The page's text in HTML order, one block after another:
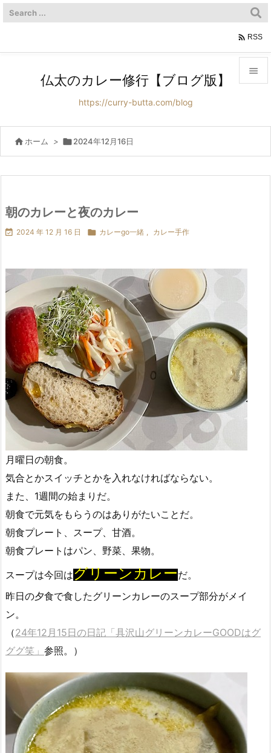



 RSS
仏太のカレー修行【ブログ版】
https://curry-butta.com/blog
 ホーム > 2024年12月16日
朝のカレーと夜のカレー
 2024 年 12 月 16 日  カレーgo一緒 , カレー手作
月曜日の朝食。
気合とかスイッチとかを入れなければならない。
また、1週間の始まりだ。
朝食で元気をもらうのはありがたいことだ。
朝食プレート、スープ、甘酒。
朝食プレートはパン、野菜、果物。
スープは今回はグリーンカレーだ。
昨日の夕食で食したグリーンカレーのスープ部分がメイ
ン。
（24年12月15日の日記「具沢山グリーンカレーGOODはグ
ググ笑」 参照。）